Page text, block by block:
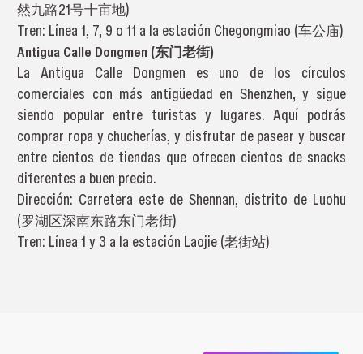
然九路21号十亩地)
Tren: Línea 1, 7, 9 o 11 a la estación Chegongmiao (车公庙)
Antigua Calle Dongmen (东门老街)
La Antigua Calle Dongmen es uno de los círculos
comerciales con más antigüedad en Shenzhen, y sigue
siendo popular entre turistas y lugares. Aquí podrás
comprar ropa y chucherías, y disfrutar de pasear y buscar
entre cientos de tiendas que ofrecen cientos de snacks
diferentes a buen precio.
Dirección: Carretera este de Shennan, distrito de Luohu
(罗湖区深南东路东门老街)
Tren: Línea 1 y 3 a la estación Laojie (老街站)